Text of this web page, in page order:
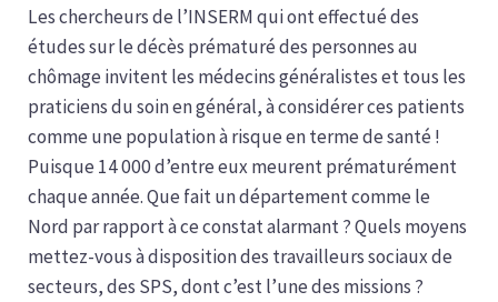
Les chercheurs de l’INSERM qui ont effectué des
études sur le décès prématuré des personnes au
chômage invitent les médecins généralistes et tous les
praticiens du soin en général, à considérer ces patients
comme une population à risque en terme de santé !
Puisque 14 000 d’entre eux meurent prématurément
chaque année. Que fait un département comme le
Nord par rapport à ce constat alarmant ? Quels moyens
mettez-vous à disposition des travailleurs sociaux de
secteurs, des SPS, dont c’est l’une des missions ?